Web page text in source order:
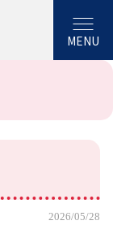
MENU
2026/05/28